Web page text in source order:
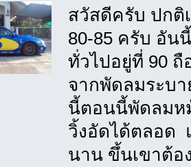
สวัสดีครับ ปกติ
80-85 ครับ อัน
ทั่วไปอยู่ที่ 90
จากพัดลมระบ
นี้ตอนนี้พัดลมห
วิ้งอัดได้ตลอด
นาน ขึ้นเขาต้อ